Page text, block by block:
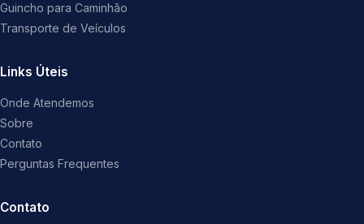
Guincho para Caminhão
Transporte de Veículos
Links Úteis
Onde Atendemos
Sobre
Contato
Perguntas Frequentes
Contato